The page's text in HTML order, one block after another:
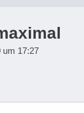
um 17:27